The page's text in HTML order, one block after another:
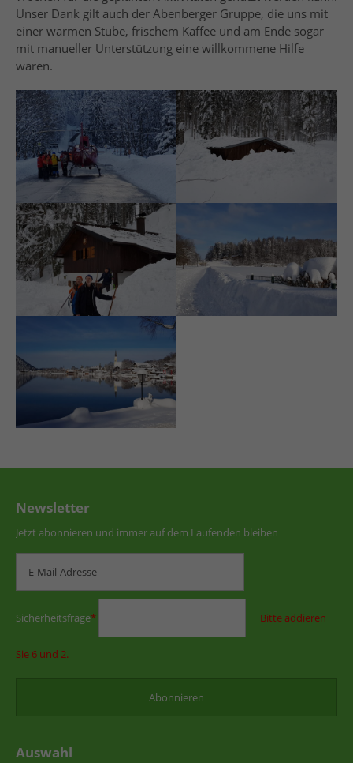
Unser Dank gilt auch der Abenberger Gruppe, die uns mit
einer warmen Stube, frischem Kaffee und am Ende sogar
mit manueller Unterstützung eine willkommene Hilfe
waren.
Newsletter
Jetzt abonnieren und immer auf dem Laufenden bleiben
Sicherheitsfrage* Bitte addieren
Sie 6 und 2.
Auswahl